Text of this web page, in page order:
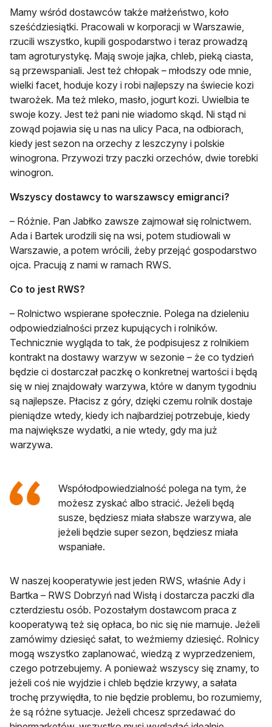
Mamy wśród dostawców także małżeństwo, koło
sześćdziesiątki. Pracowali w korporacji w Warszawie,
rzucili wszystko, kupili gospodarstwo i teraz prowadzą
tam agroturystykę. Mają swoje jajka, chleb, pieką ciasta,
są przewspaniali. Jest też chłopak – młodszy ode mnie,
wielki facet, hoduje kozy i robi najlepszy na świecie kozi
twarożek. Ma też mleko, masło, jogurt kozi. Uwielbia te
swoje kozy. Jest też pani nie wiadomo skąd. Ni stąd ni
zowąd pojawia się u nas na ulicy Paca, na odbiorach,
kiedy jest sezon na orzechy z leszczyny i polskie
winogrona. Przywozi trzy paczki orzechów, dwie torebki
winogron.
Wszyscy dostawcy to warszawscy emigranci?
– Różnie. Pan Jabłko zawsze zajmował się rolnictwem.
Ada i Bartek urodzili się na wsi, potem studiowali w
Warszawie, a potem wrócili, żeby przejąć gospodarstwo
ojca. Pracują z nami w ramach RWS.
Co to jest RWS?
– Rolnictwo wspierane społecznie. Polega na dzieleniu
odpowiedzialności przez kupujących i rolników.
Technicznie wygląda to tak, że podpisujesz z rolnikiem
kontrakt na dostawy warzyw w sezonie – że co tydzień
będzie ci dostarczał paczkę o konkretnej wartości i będą
się w niej znajdowały warzywa, które w danym tygodniu
są najlepsze. Płacisz z góry, dzięki czemu rolnik dostaje
pieniądze wtedy, kiedy ich najbardziej potrzebuje, kiedy
ma największe wydatki, a nie wtedy, gdy ma już
warzywa.
Współodpowiedzialność polega na tym, że
możesz zyskać albo stracić. Jeżeli będą
susze, będziesz miała słabsze warzywa, ale
jeżeli będzie super sezon, będziesz miała
wspaniałe.
W naszej kooperatywie jest jeden RWS, właśnie Ady i
Bartka – RWS Dobrzyń nad Wisłą i dostarcza paczki dla
czterdziestu osób. Pozostałym dostawcom praca z
kooperatywą też się opłaca, bo nic się nie marnuje. Jeżeli
zamówimy dziesięć sałat, to weźmiemy dziesięć. Rolnicy
mogą wszystko zaplanować, wiedzą z wyprzedzeniem,
czego potrzebujemy. A ponieważ wszyscy się znamy, to
jeżeli coś nie wyjdzie i chleb będzie krzywy, a sałata
trochę przywiędła, to nie będzie problemu, bo rozumiemy,
że są różne sytuacje. Jeżeli chcesz sprzedawać do